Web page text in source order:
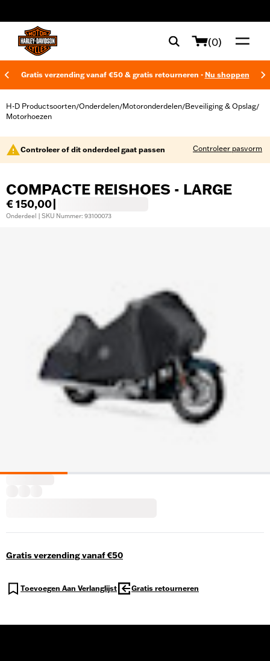
(0)
Gratis verzending vanaf €50 & gratis retourneren - Nu shoppen
H-D Productsoorten/Onderdelen/Motoronderdelen/Beveiliging & Opslag/
Motorhoezen
Controleer of dit onderdeel gaat passen Controleer pasvorm
COMPACTE REISHOES - LARGE
€ 150,00
Onderdeel | SKU Nummer: 93100073
Gratis verzending vanaf €50
Toevoegen Aan Verlanglijst Gratis retourneren